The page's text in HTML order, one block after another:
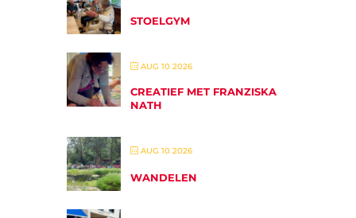
STOELGYM
AUG 10 2026
CREATIEF MET FRANZISKA
NATH
AUG 10 2026
WANDELEN